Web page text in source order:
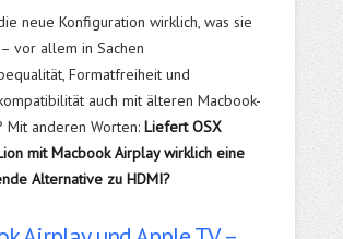
neue Konfiguration wirklich, was sie
vor allem in Sachen
Formatfreiheit und
auch mit älteren Macbook-
Mit anderen Worten: Liefert OSX
mit Macbook Airplay wirklich eine
Alternative zu HDMI?